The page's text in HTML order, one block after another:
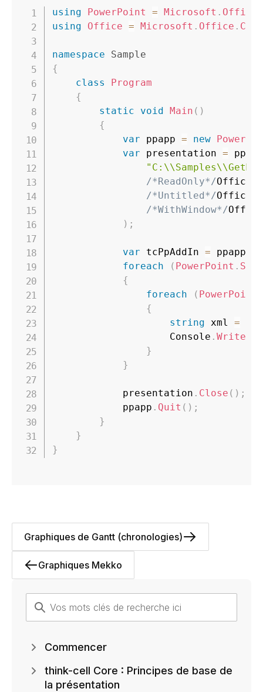
using PowerPoint = Microsoft . Office
using
Office = Microsoft . Office . Core
namespace
Sample
{
class
Program
{
static
void Main ( )
{
var ppapp = new
var presentation = ppapp
/*ReadOnly*/Office
/*Untitled*/Office
/*WithWindow*/Office
) ;
var tcPpAddIn = ppapp
foreach
( PowerPoint .
{
foreach
( PowerPoint
{
string xml =
                    Console
.
}
}
            presentation
. Close ( ) ;
            ppapp
. Quit ( ) ;
}
}
}
Graphiques Mekko
Graphiques de Gantt (chronologies)
Commencer
think-cell Core : Principes de base de
la présentation